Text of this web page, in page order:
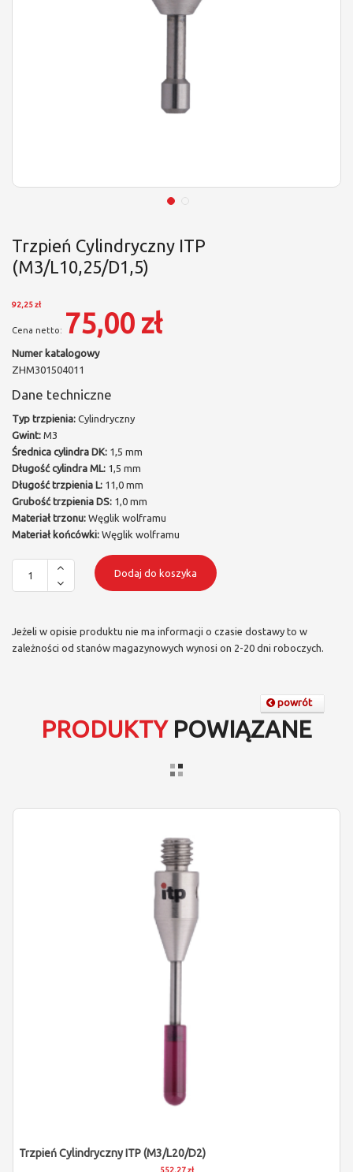
Trzpień Cylindryczny ITP
(M3/L10,25/D1,5)
92,25 zł
75,00 zł
Numer katalogowy
ZHM301504011
Dane techniczne
Typ trzpienia: Cylindryczny
Gwint: M3
Średnica cylindra DK: 1,5 mm
Długość cylindra ML: 1,5 mm
Długość trzpienia L: 11,0 mm
Grubość trzpienia DS: 1,0 mm
Materiał trzonu: Węglik wolframu
Materiał końcówki: Węglik wolframu
Dodaj do koszyka
Jeżeli w opisie produktu nie ma informacji o czasie dostawy to w
zależności od stanów magazynowych wynosi on 2-20 dni roboczych.
powrót
PRODUKTYPOWIĄZANE
Trzpień Cylindryczny ITP (M3/L20/D2)
552,27 zł